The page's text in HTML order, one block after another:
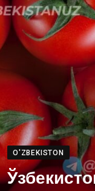
O'ZBEKISTON